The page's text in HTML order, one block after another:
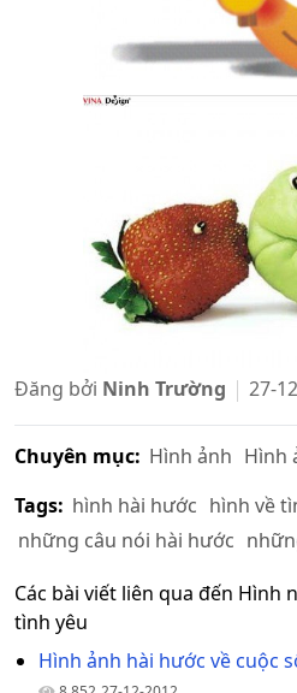
Đăng bởi Ninh Trường 27-
Chuyên mục: Hình ảnh Hình
Tags: hình hài hước hình về
những câu nói hài hước
Các bài viết liên qua đến Hình
tình yêu
Hình ảnh hài hước về cuộc